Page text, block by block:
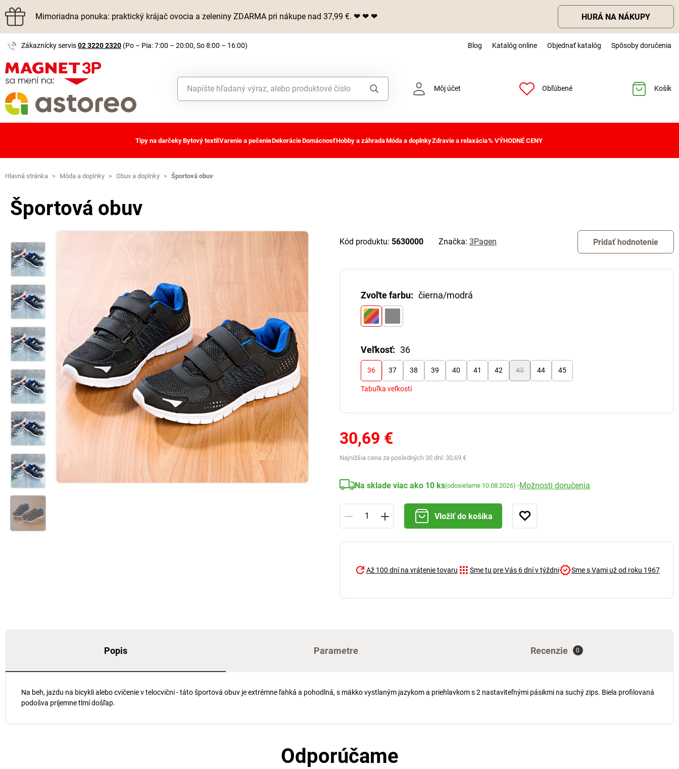
Mimoriadna ponuka: praktický krájač ovocia a zeleniny ZDARMA pri nákupe nad 37,99 €. ❤ ❤ ❤ HURÁ NA NÁKUPY
Zákaznícky servis02 3220 2320 (Po – Pia: 7:00 – 20:00, So 8:00 – 16:00) Blog Katalóg online Objednať katalóg Spôsoby doručenia
Môj účet Obľúbené Košík
Tipy na darčekyBytový textil Varenie a pečenieDekorácieDomácnosťHobby a záhradaMóda a doplnkyZdravie a relaxácia% VÝHODNÉ CENY
Hlavná stránka > Móda a doplnky > Obuv a doplnky > Športová obuv
Športová obuv
Kód produktu: 5630000 Značka: 3Pagen Pridať hodnotenie
Zvoľte farbu: čierna/modrá
Veľkosť: 36
36 37 38 39 40 41 42 43 44 45
Tabuľka veľkostí
30,69 €
Najnižšia cena za posledných 30 dní: 30,69 €
Na sklade viac ako 10 ks(odosielame 10.08.2026) -Možnosti doručenia
Vložiť do košíka
Až 100 dní na vrátenie tovaru Sme tu pre Vás 6 dní v týždni Sme s Vami už od roku 1967
Popis Parametre Recenzie 0
Na beh, jazdu na bicykli alebo cvičenie v telocvični - táto športová obuv je extrémne ľahká a pohodlná, s mäkko vystlaným jazykom a priehlavkom s 2 nastaviteľnými pásikmi na suchý zips. Biela profilovaná
podošva príjemne tlmí došľap.
Odporúčame